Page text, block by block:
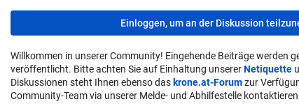
Einloggen, um an der Diskussion
Willkommen in unserer Community! Eingehende Beiträge werden
veröffentlicht. Bitte achten Sie auf Einhaltung unsererNetiquette
Diskussionen steht Ihnen ebenso das krone.at-Forumzur
Community-Team via unserer Melde- und Abhilfestelle